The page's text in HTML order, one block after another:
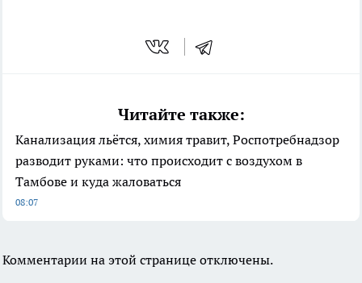
Читайте также:
Канализация льётся, химия травит, Роспотребнадзор
разводит руками: что происходит с воздухом в
Тамбове и куда жаловаться
08:07
Комментарии на этой странице отключены.